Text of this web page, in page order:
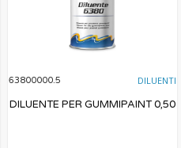
63800000.5 DILUENTI
DILUENTE PER GUMMIPAINT 0,50